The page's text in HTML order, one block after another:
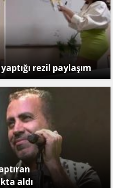
rezil paylaşım
aldı